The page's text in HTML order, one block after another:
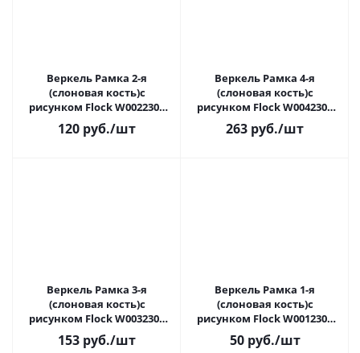
Веркель Рамка 2-я
(слоновая кость)с
рисунком Flock W0022303
ВЫВОД
120 руб./шт
Веркель Рамка 4-я
(слоновая кость)с
рисунком Flock W0042303
ВЫВОД
263 руб./шт
Веркель Рамка 3-я
(слоновая кость)с
рисунком Flock W0032303
ВЫВОД
153 руб./шт
Веркель Рамка 1-я
(слоновая кость)с
рисунком Flock W0012303
ВЫВОД
50руб./шт